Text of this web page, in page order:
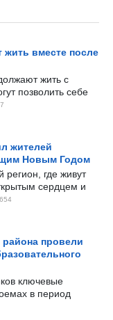
жить вместе после
жить с
позволить себе
жителей
Новым Годом
регион, где живут
сердцем и
провели
ключевые
в период